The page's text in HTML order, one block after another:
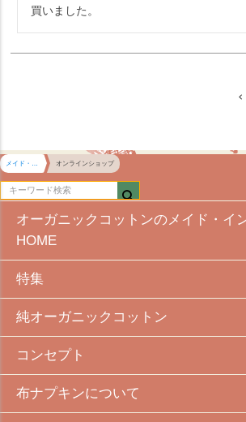
買いました。
オンラインショップ
オーガニックコットンのメイド・イ
HOME
特集
純オーガニックコットン
コンセプト
布ナプキンについて